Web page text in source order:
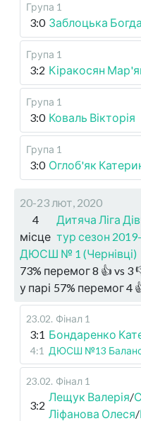
Група 1
3:0 Заблоцька
Група 1
3:2 Кіракосян
Група 1
3:0 Коваль Вікторія
Група 1
3:0 Оглоб'як
20-23 лют, 2020
4
місце
Дитяча Ліга
тур сезон
ДЮСШ № 1 (Чернівці)
73% перемог8 👍 vs 3
у парі 57% перемог4
23.02. Фінал 1
3:1 Бондаренко
4:1 ДЮСШ №13 Баланс
23.02. Фінал 1
3:2
Лещук Валерія/
Ліфанова Олеся/